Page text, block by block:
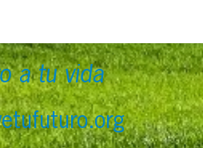
a tu vida